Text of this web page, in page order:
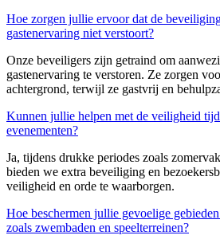
Hoe zorgen jullie ervoor dat de
gastenervaring niet verstoort?
Onze beveiligers zijn getraind om
gastenervaring te verstoren. Ze zorgen
achtergrond, terwijl ze gastvrij en
Kunnen jullie helpen met de veiligheid
evenementen?
Ja, tijdens drukke periodes zoals
bieden we extra beveiliging en
veiligheid en orde te waarborgen.
Hoe beschermen jullie gevoelige
zoals zwembaden en speelterreinen?